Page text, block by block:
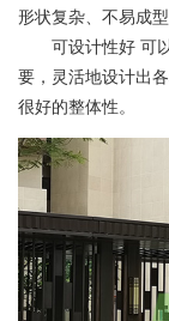
形状复杂、不易成
可设计性好 可以
要，灵活地设计出
很好的整体性。